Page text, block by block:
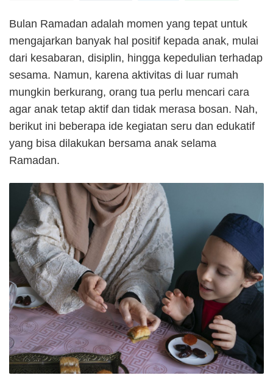
Bulan Ramadan adalah momen yang tepat untuk
mengajarkan banyak hal positif kepada anak, mulai
dari kesabaran, disiplin, hingga kepedulian terhadap
sesama. Namun, karena aktivitas di luar rumah
mungkin berkurang, orang tua perlu mencari cara
agar anak tetap aktif dan tidak merasa bosan. Nah,
berikut ini beberapa ide kegiatan seru dan edukatif
yang bisa dilakukan bersama anak selama
Ramadan.